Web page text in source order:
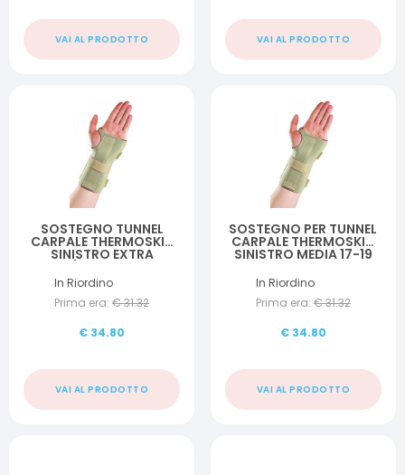
VAI AL PRODOTTO VAI AL PRODOTTO
SOSTEGNO TUNNEL
CARPALE THERMOSKIN
SINISTRO EXTRA
In Riordino
Prima era: €31.32
€ 34.80
VAI AL PRODOTTO
SOSTEGNO PER TUNNEL
CARPALE THERMOSKIN
SINISTRO MEDIA 17-19
In Riordino
Prima era: €31.32
€ 34.80
VAI AL PRODOTTO